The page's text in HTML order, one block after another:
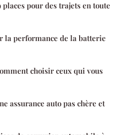
pour des trajets en toute
la performance de la batterie
choisir ceux qui vous
assurance auto pas chère et